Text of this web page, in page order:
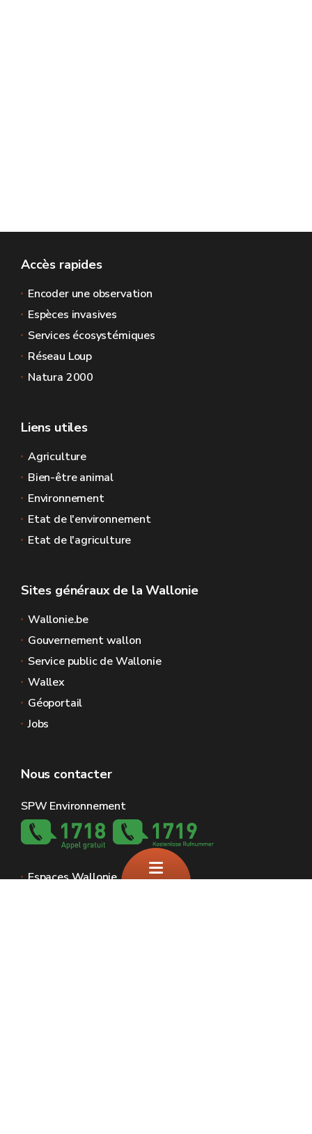
Accès rapides
Encoder une observation
Espèces invasives
Services écosystémiques
Réseau Loup
Natura 2000
Liens utiles
Agriculture
Bien-être animal
Environnement
Etat de l'environnement
Etat de l'agriculture
Sites généraux de la Wallonie
Wallonie.be
Gouvernement wallon
Service public de Wallonie
Wallex
Géoportail
Jobs
Nous contacter
SPW Environnement
Espaces Wallonie